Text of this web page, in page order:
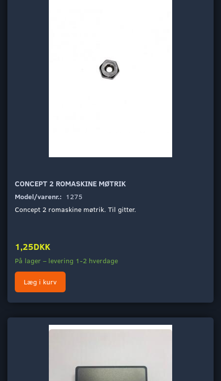
CONCEPT 2 ROMASKINE MØTRIK
Model/varenr.: 1275
Concept 2 romaskine møtrik. Til gitter.
1,25DKK
På lager – levering 1-2 hverdage
Læg i kurv